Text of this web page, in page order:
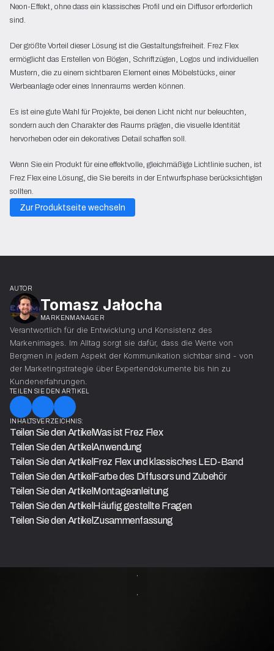
Neon-Effekt, ohne dass ein klassisches Profil und ein Diffusor erforderlich
sind.
Der größte Vorteil dieser Lösung ist die Gestaltungsfreiheit. Frez Flex
ermöglicht das Erstellen von Bögen, Schriftzügen, Logos und individuellen
Mustern, die zu einem sichtbaren Element eines Möbelstücks, einer
Werbeanlage oder eines Innenraums werden können.
Es ist eine gute Wahl für Projekte, bei denen Licht nicht nur beleuchten,
sondern auch den Charakter des Raums prägen, die visuelle Identität
hervorheben oder ein dekoratives Detail schaffen soll.
Wenn Sie ein Produkt für eine effektvolle, gleichmäßige Lichtlinie suchen, ist
Frez Flex eine Lösung, die Sie bereits in der Entwurfsphase berücksichtigen
sollten.
Zur Produktseite wechseln
AUTOR
Tomasz Jałocha
MARKENMANAGER
Verantwortlich für die Entwicklung und Konsistenz des
Markenimages. Im Alltag sorgt sie dafür, dass die Werte von
Bergmen in jedem Aspekt der Kommunikation sichtbar sind - von
der Marketingstrategie über Expertendokumente bis hin zu
Kundenerfahrungen.
TEILEN SIE DEN ARTIKEL
INHALTSVERZEICHNIS:
Teilen Sie den ArtikelWas ist Frez Flex
Teilen Sie den ArtikelAnwendung
Teilen Sie den ArtikelFrez Flex und klassisches LED-Band
Teilen Sie den ArtikelFarbe des Diffusors und Zubehör
Teilen Sie den ArtikelMontageanleitung
Teilen Sie den ArtikelHäufig gestellte Fragen
Teilen Sie den ArtikelZusammenfassung
WISSEN
Wie
wählt